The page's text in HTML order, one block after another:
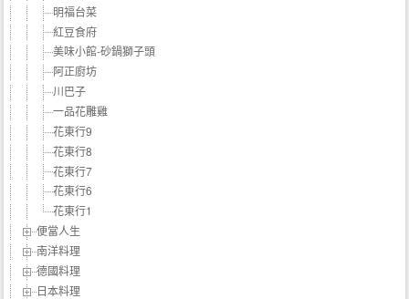
明福台菜
紅豆食府
美味小館-砂鍋獅子頭
阿正廚坊
川巴子
一品花雕雞
花東行9
花東行8
花東行7
花東行6
花東行1
便當人生
南洋料理
德國料理
日本料理